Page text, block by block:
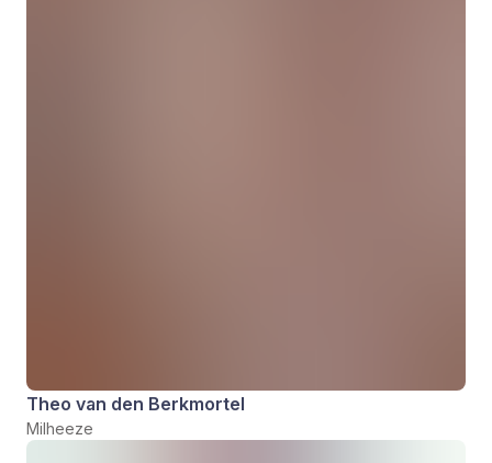
Theo van den Berkmortel
Milheeze